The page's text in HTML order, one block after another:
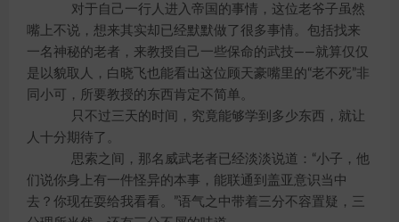
对于自己一行人进入帝国的事情，这位老爷子虽然
嘴上不说，想来其实却已经默默做了很多事情。包括找来
一名神秘的老者，来教授自己一些保命的武技——就算仅仅
是以貌取人，白晓飞也能看出这位顾天豪嘴里的“老不死”非
同小可，所要教授的东西肯定不简单。
只不过三天的时间，究竟能够学到多少东西，就让
人十分期待了。
思索之间，那名威武老者已经淡淡说道：“小子，他
们说你身上有一件怪异的本事，能联通到盖亚意识当中
去？你现在耍给我看看。”语气之中带着三分不容置疑，三